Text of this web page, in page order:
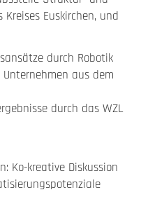
Euskirchen, und
durch Robotik
aus dem
durch das WZL
Ko-kreative Diskussion